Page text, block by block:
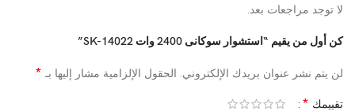
الماركة (Brand)
الموديل SK-14022
لا توجد مراجعات بعد.
كن أول من يقيم “استشوار سوكانى 2400 وات SK-14022”
لن يتم نشر عنوان بريدك الإلكتروني. الحقول الإلزامية مشار إليها بـ *
تقييمك *